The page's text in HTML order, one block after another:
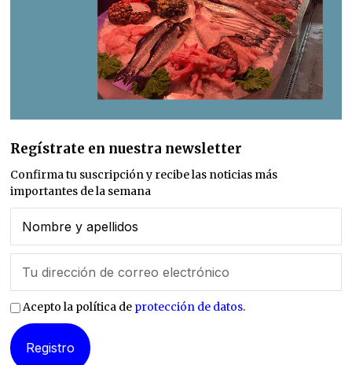
Regístrate en nuestra newsletter
Confirma tu suscripción y recibe las noticias más
importantes de la semana
Acepto la política de protección de datos.